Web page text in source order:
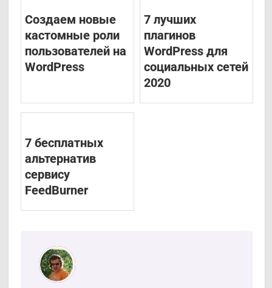
Создаем новые
кастомные роли
пользователей на
WordPress
7 лучших
плагинов
WordPress для
социальных сетей
2020
7 бесплатных
альтернатив
сервису
FeedBurner